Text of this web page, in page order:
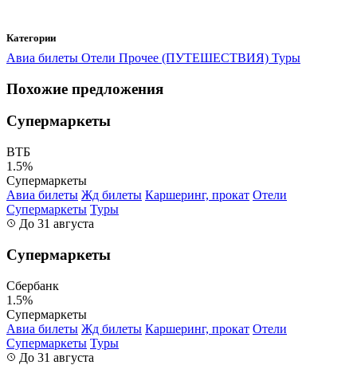
Категории
Авиа билеты Отели Прочее (ПУТЕШЕСТВИЯ) Туры
Похожие предложения
Супермаркеты
ВТБ
1.5%
Супермаркеты
Авиа билеты Жд билеты Каршеринг, прокат Отели
Супермаркеты Туры
До 31 августа
Супермаркеты
Сбербанк
1.5%
Супермаркеты
Авиа билеты Жд билеты Каршеринг, прокат Отели
Супермаркеты Туры
До 31 августа